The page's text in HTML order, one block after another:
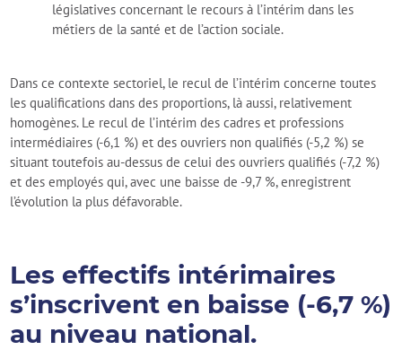
législatives concernant le recours à l’intérim dans les
métiers de la santé et de l’action sociale.
Dans ce contexte sectoriel, le recul de l’intérim concerne toutes
les qualifications dans des proportions, là aussi, relativement
homogènes. Le recul de l’intérim des cadres et professions
intermédiaires (-6,1 %) et des ouvriers non qualifiés (-5,2 %) se
situant toutefois au-dessus de celui des ouvriers qualifiés (-7,2 %)
et des employés qui, avec une baisse de -9,7 %, enregistrent
l’évolution la plus défavorable.
Les effectifs intérimaires
s’inscrivent en baisse (-6,7 %)
au niveau national.